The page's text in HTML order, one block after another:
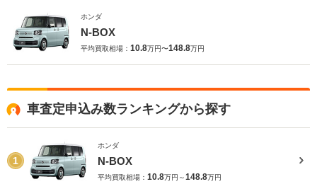
ホンダ
N-BOX
平均買取相場： 10.8万円〜148.8万円
車査定申込み数ランキングから探す
1
ホンダ
N-BOX
平均買取相場： 10.8万円～148.8万円